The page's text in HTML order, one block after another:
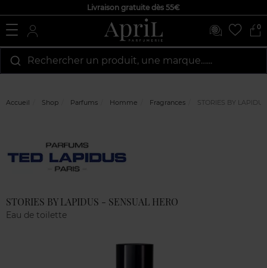
Livraison gratuite dès 55€
0
Rechercher un produit, une marque…...
Accueil Shop Parfums Homme Fragrances STORIES BY
STORIES BY LAPIDUS - SENSUAL HERO
Eau de toilette